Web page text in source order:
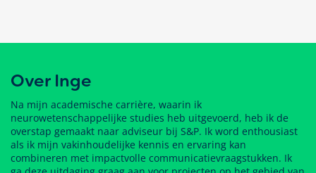
Over Inge
Na mijn academische carrière, waarin ik
neurowetenschappelijke studies heb uitgevoerd, heb ik de
overstap gemaakt naar adviseur bij S&P. Ik word enthousiast
als ik mijn vakinhoudelijke kennis en ervaring kan
combineren met impactvolle communicatievraagstukken. Ik